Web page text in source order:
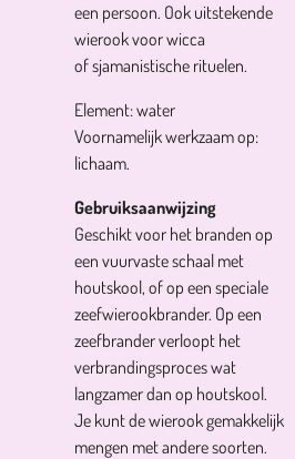
een persoon. Ook uitstekende
wierook voor wicca
of sjamanistische rituelen.
Element: water
Voornamelijk werkzaam op:
lichaam.
Gebruiksaanwijzing
Geschikt voor het branden op
een vuurvaste schaal met
houtskool, of op een speciale
zeefwierookbrander. Op een
zeefbrander verloopt het
verbrandingsproces wat
langzamer dan op houtskool.
Je kunt de wierook gemakkelijk
mengen met andere soorten.